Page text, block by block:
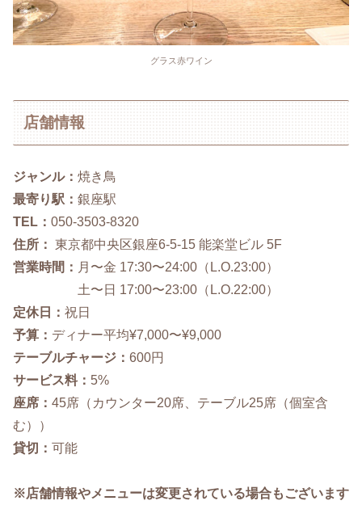
グラス赤ワイン
店舗情報
ジャンル： 焼き鳥
最寄り駅： 銀座駅
TEL： 050-3503-8320
住所： 東京都中央区銀座6-5-15 能楽堂ビル 5F
営業時間： 月〜金 17:30〜24:00（L.O.23:00）
土〜日 17:00〜23:00（L.O.22:00）
定休日： 祝日
予算： ディナー平均¥7,000〜¥9,000
テーブルチャージ： 600円
サービス料： 5%
座席： 45席（カウンター20席、テーブル25席（個室含
む））
貸切： 可能
※店舗情報やメニューは変更されている場合もございます